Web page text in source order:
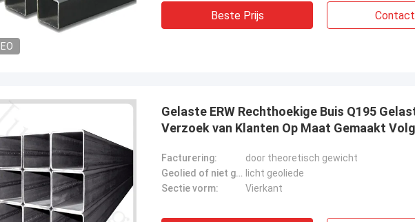
Beste Prijs
Gelaste ERW Rechthoekige Buis Q195
Verzoek van Klanten Op Maat Gemaakt
Facturering:
door theoretisch gewicht
Geolied of niet geolied: licht geoliede
Sectie vorm:
Vierkant